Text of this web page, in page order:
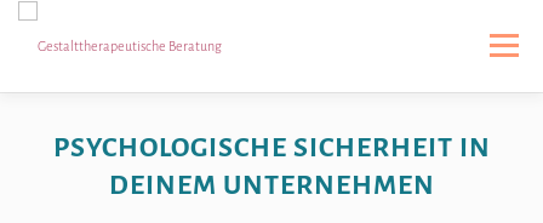
Menü
PREISE & ABLAUF ÜBER MICH BLOG
PSYCHOLOGISCHE SICHERHEIT IN
DEINEM UNTERNEHMEN